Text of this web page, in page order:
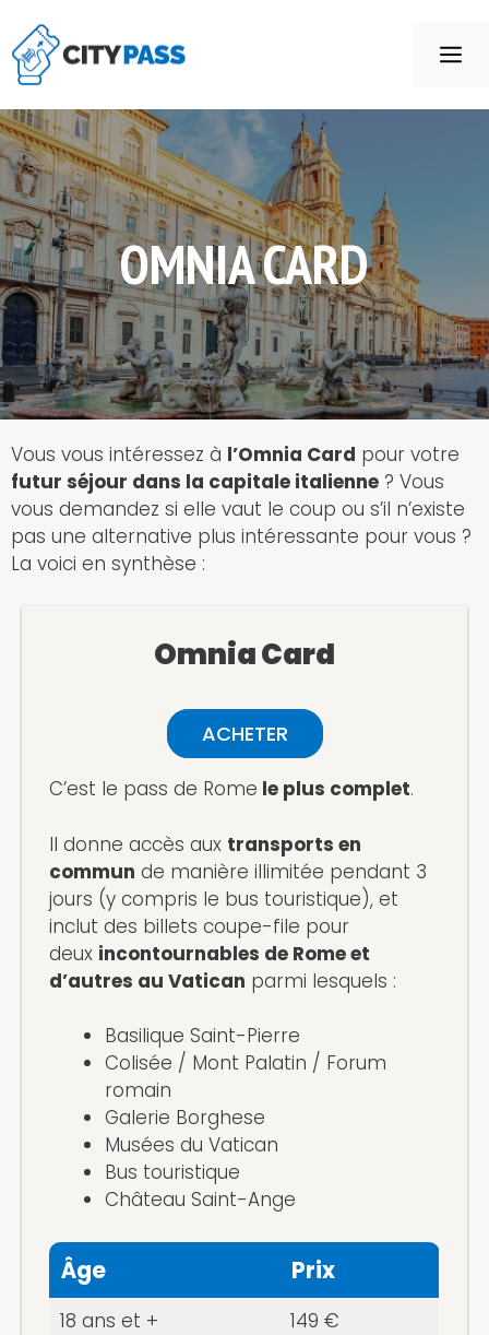
au
contenu
OMNIA CARD
Vous vous intéressez à l’Omnia Card pour votre
futur séjour dans la capitale italienne ? Vous
vous demandez si elle vaut le coup ou s’il n’existe
pas une alternative plus intéressante pour vous ?
La voici en synthèse :
Omnia Card
ACHETER
C’est le pass de Rome le plus complet.
Il donne accès aux transports en
commun de manière illimitée pendant 3
jours (y compris le bus touristique), et
inclut des billets coupe-file pour
deux incontournables de Rome et
d’autres au Vatican parmi lesquels :
Basilique Saint-Pierre
Colisée / Mont Palatin / Forum
romain
Galerie Borghese
Musées du Vatican
Bus touristique
Château Saint-Ange
Âge Prix
18 ans et +
149 €